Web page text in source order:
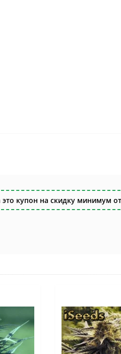
купон на скидку минимум